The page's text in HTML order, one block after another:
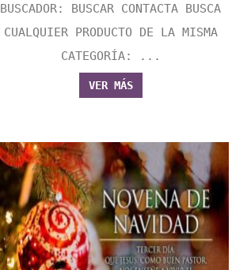
BUSCADOR: BUSCAR CONTACTA BUSCA
CUALQUIER PRODUCTO DE LA MISMA
CATEGORÍA: ...
VER MÁS